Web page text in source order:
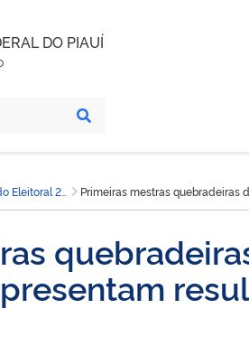
DO PIAUÍ
Primeiras mestras quebradeiras